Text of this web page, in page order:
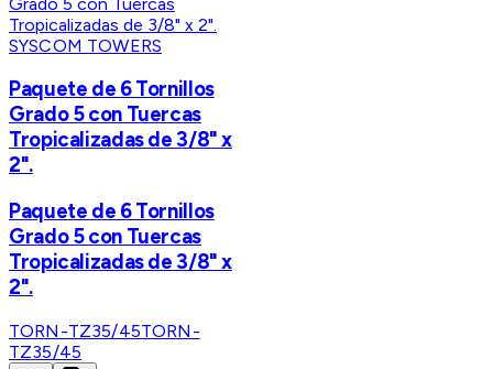
SYSCOM TOWERS
Paquete de 6 Tornillos
Grado 5 con Tuercas
Tropicalizadas de 3/8" x
2".
Paquete de 6 Tornillos
Grado 5 con Tuercas
Tropicalizadas de 3/8" x
2".
TORN-TZ35/45TORN-
TZ35/45